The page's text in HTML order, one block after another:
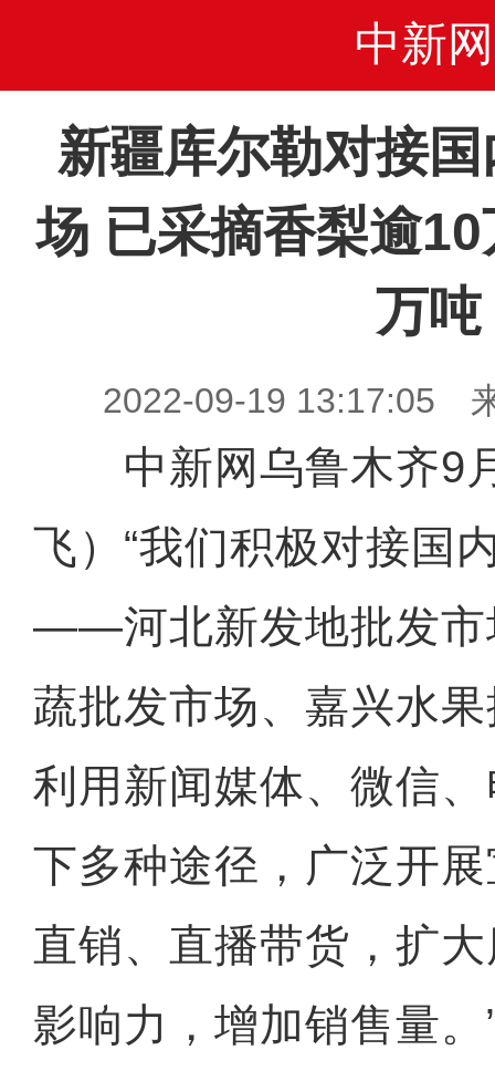
中新网
新疆库尔勒对接
场 已采摘香梨逾
万吨
2022-09-19 13:17:05
中新网乌鲁木齐9
飞）“我们积极对接国
——河北新发地批发市
蔬批发市场、嘉兴水
利用新闻媒体、微信
下多种途径，广泛开
直销、直播带货，扩
影响力，增加销售量。